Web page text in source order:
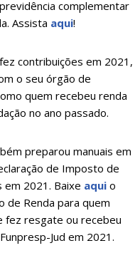
complementar
Assista aqui!
contribuições em 2021,
o seu órgão de
quem recebeu renda
no ano passado.
preparou manuais em
de Imposto de
em 2021. Baixe aqui o
de Renda para quem
fez resgate ou recebeu
Jud em 2021.